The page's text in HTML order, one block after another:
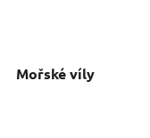
Mořské víly